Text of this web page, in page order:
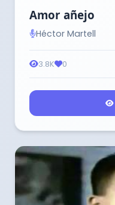
Amor añejo
Héctor Martell
3.8K 0